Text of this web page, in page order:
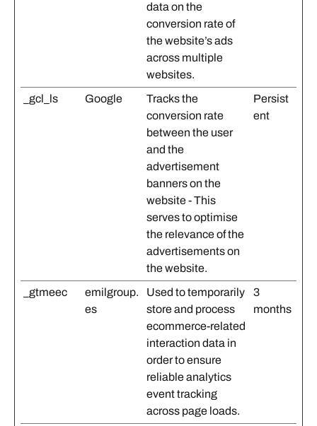
data on the
conversion rate of
the website’s ads
across multiple
websites.
_gcl_ls Google
Tracks the
conversion rate
between the user
and the
advertisement
banners on the
website - This
serves to optimise
the relevance of the
advertisements on
the website.
Persist
ent
_gtmeec
emilgroup.
es
Used to temporarily
store and process
ecommerce-related
interaction data in
order to ensure
reliable analytics
event tracking
across page loads.
3
months